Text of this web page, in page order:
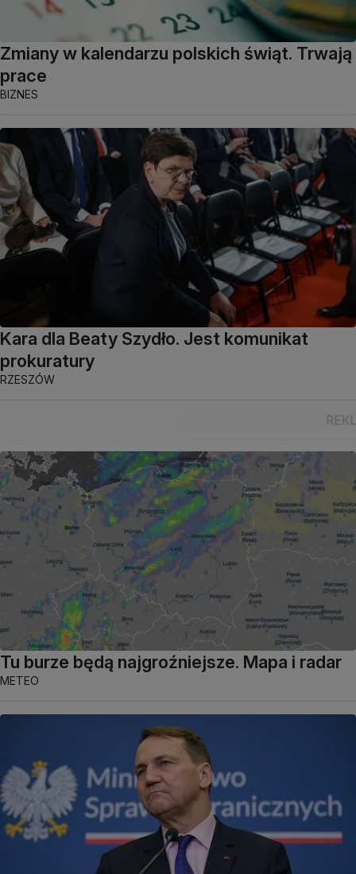
Zmiany w kalendarzu polskich świąt. Trwają
prace
BIZNES
Kara dla Beaty Szydło. Jest komunikat
prokuratury
RZESZÓW
Tu burze będą najgroźniejsze. Mapa i radar
METEO